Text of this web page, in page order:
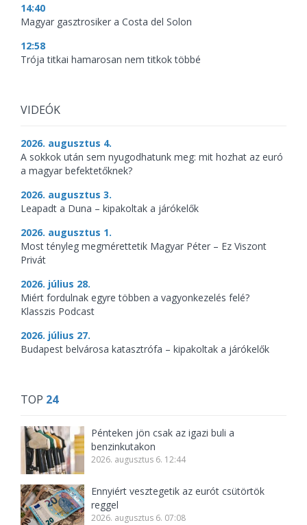
14:40
Magyar gasztrosiker a Costa del Solon
12:58
Trója titkai hamarosan nem titkok többé
VIDEÓK
2026. augusztus 4.
A sokkok után sem nyugodhatunk meg: mit hozhat az euró
a magyar befektetőknek?
2026. augusztus 3.
Leapadt a Duna – kipakoltak a járókelők
2026. augusztus 1.
Most tényleg megmérettetik Magyar Péter – Ez Viszont
Privát
2026. július 28.
Miért fordulnak egyre többen a vagyonkezelés felé?
Klasszis Podcast
2026. július 27.
Budapest belvárosa katasztrófa – kipakoltak a járókelők
TOP 24
Pénteken jön csak az igazi buli a
benzinkutakon
2026. augusztus 6. 12:44
Ennyiért vesztegetik az eurót csütörtök
reggel
2026. augusztus 6. 07:08